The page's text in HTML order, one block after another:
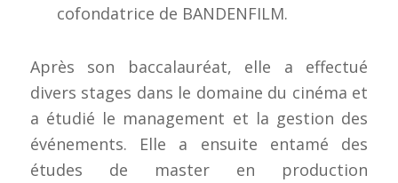
cofondatrice de BANDENFILM.
Après son baccalauréat, elle a effectué
divers stages dans le domaine du cinéma et
a étudié le management et la gestion des
événements. Elle a ensuite entamé des
études de master en production